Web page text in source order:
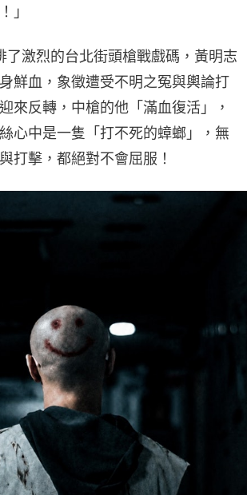
」
了激烈的台北街頭槍戰戲碼，黃明志
鮮血，象徵遭受不明之冤與輿論打
來反轉，中槍的他「滿血復活」，
心中是一隻「打不死的蟑螂」，無
打擊，都絕對不會屈服！